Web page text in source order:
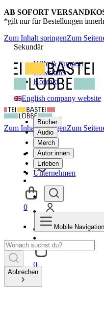
AB SOFORT
*gilt nur für Bestellungen
Zum Inhalt springenZum
Sekundär
Hilfe & Support
Newsletter
Kontakt
English company website
Bücher
Audio
Merch
Autor:innen
Erleben
Unternehmen
0
Zum Inhalt springenZum
0
Mobile
Abbrechen